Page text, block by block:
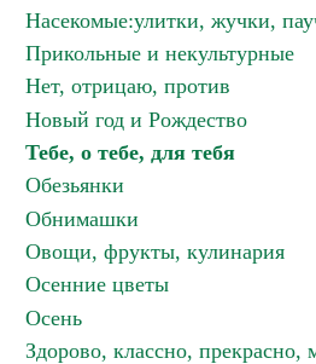
Насекомые:улитки, жучки,
Прикольные и некультурные
Нет, отрицаю, против
Новый год и Рождество
Тебе, о тебе, для тебя
Обезьянки
Обнимашки
Овощи, фрукты, кулинария
Осенние цветы
Осень
Здорово, классно, прекрасно,